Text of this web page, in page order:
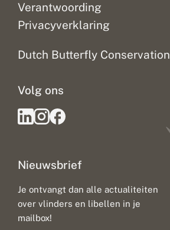
Verantwoording
Privacyverklaring
Dutch Butterfly Conservation
Nieuwsbrief
Je ontvangt dan alle actualiteiten
over vlinders en libellen in je
mailbox!
Volg ons